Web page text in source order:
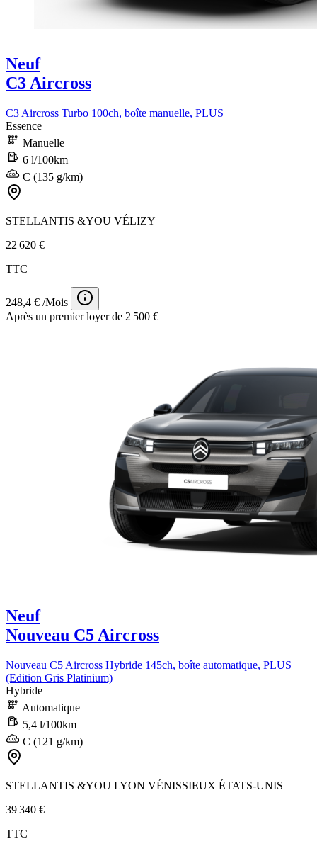
Neuf
C3 Aircross
C3 Aircross Turbo 100ch, boîte manuelle, PLUS
Essence
Manuelle
6 l/100km
C (135 g/km)
STELLANTIS &YOU VÉLIZY
22 620 €
TTC
248,4 € /Mois
Après un premier loyer de 2 500 €
Neuf
Nouveau C5 Aircross
Nouveau C5 Aircross Hybride 145ch, boîte automatique, PLUS
(Edition Gris Platinium)
Hybride
Automatique
5,4 l/100km
C (121 g/km)
STELLANTIS &YOU LYON VÉNISSIEUX ÉTATS-UNIS
39 340 €
TTC